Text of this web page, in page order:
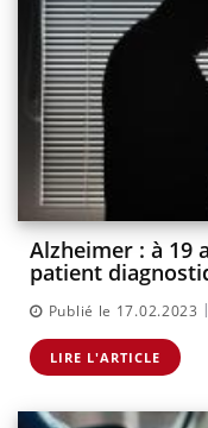
Alzheimer : à 19
patient
Publié le 17.02.2023 |
LIRE L'ARTICLE